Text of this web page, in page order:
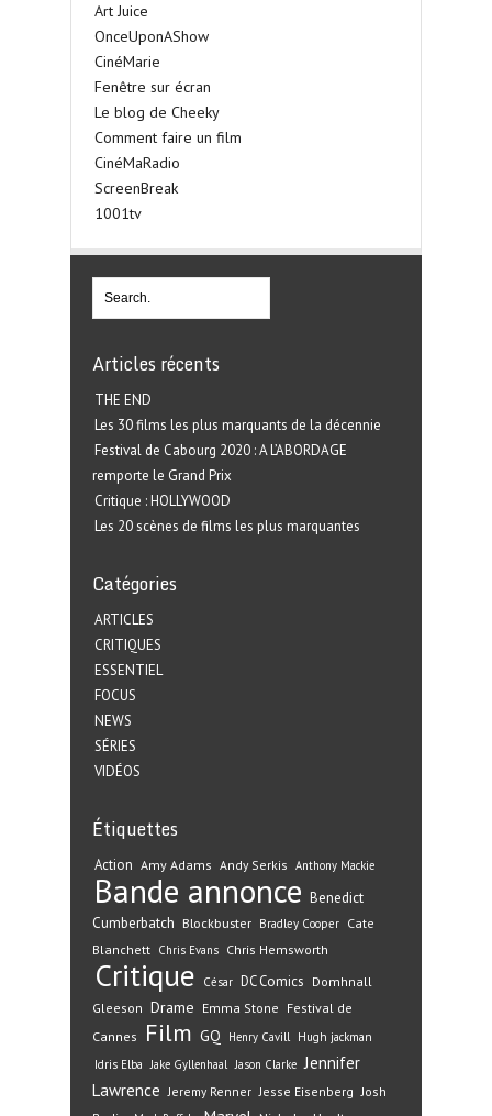
Art Juice
OnceUponAShow
CinéMarie
Fenêtre sur écran
Le blog de Cheeky
Comment faire un film
CinéMaRadio
ScreenBreak
1001tv
Articles récents
THE END
Les 30 films les plus marquants de la décennie
Festival de Cabourg 2020 : A L’ABORDAGE
remporte le Grand Prix
Critique : HOLLYWOOD
Les 20 scènes de films les plus marquantes
Catégories
ARTICLES
CRITIQUES
ESSENTIEL
FOCUS
NEWS
SÉRIES
VIDÉOS
Étiquettes
Action Amy Adams Andy Serkis Anthony Mackie
Bande annonce Benedict
Cumberbatch Blockbuster Bradley Cooper Cate
Blanchett Chris Evans Chris Hemsworth
Critique César DC Comics Domhnall
Gleeson Drame Emma Stone Festival de
Cannes
Film GQ Henry Cavill Hugh jackman
Idris Elba Jake Gyllenhaal Jason Clarke Jennifer
Lawrence Jeremy Renner Jesse Eisenberg Josh